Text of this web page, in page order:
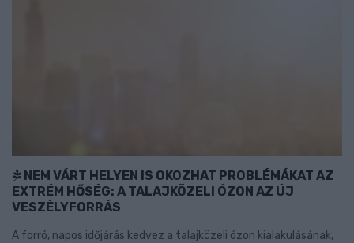
NEM VÁRT HELYEN IS OKOZHAT PROBLÉMÁKAT AZ
EXTRÉM HŐSÉG: A TALAJKÖZELI ÓZON AZ ÚJ
VESZÉLYFORRÁS
A forró, napos időjárás kedvez a talajközeli ózon kialakulásának,